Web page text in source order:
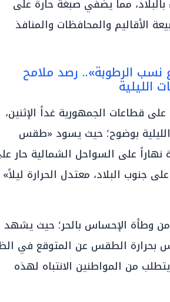
بالبلاد، مما يضفي صبغة حارة على
الأقاليم والمحافظات والمنافذ
نسب الرطوبة».. رصد ملامح
الليلية
قطاعات الجمهورية غداً الإثنين،
بوضوح؛ حيث يسود «طقس
نهاراً على السواحل الشمالية حار
جنوب البلاد، معتدل الحرارة ليلاً»
من وطأة الإحساس بالحر؛ حيث يشهد
بحرارة الطقس عن المتوقع في
مئوية، مما يتطلب من المواطنين الانتباه لهذه